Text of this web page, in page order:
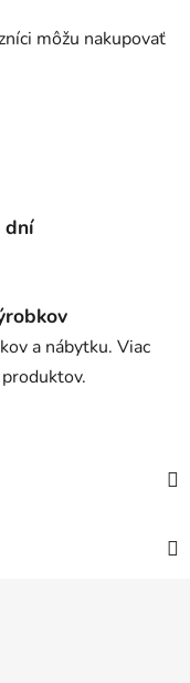
môžu nakupovať
dní
a nábytku. Viac